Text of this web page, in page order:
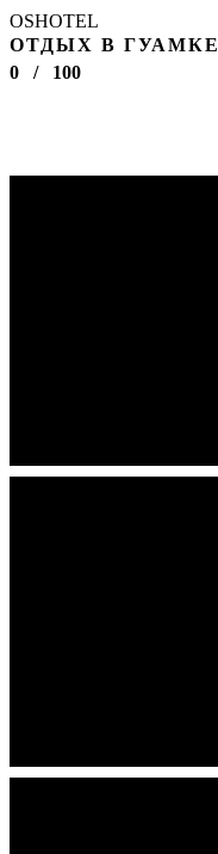
OSHOTEL
ОТДЫХ В ГУАМКЕ
0
/ 100